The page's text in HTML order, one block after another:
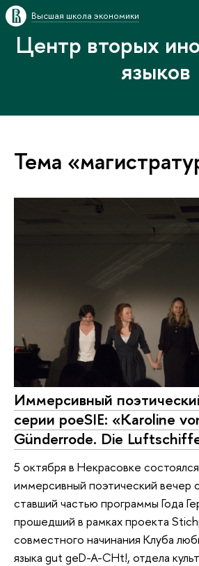
Высшая школа экономики
Центр вторых
языков
Тема
Иммерсивный
серии poeSIE: «Karoline
Günderrode. Die
5 октября в Некрасовке
иммерсивный поэтический вечер
ставший частью программы Года
прошедший в рамках проекта
совместного начинания Клуба
языка gut geD-A-CHt!, отдела